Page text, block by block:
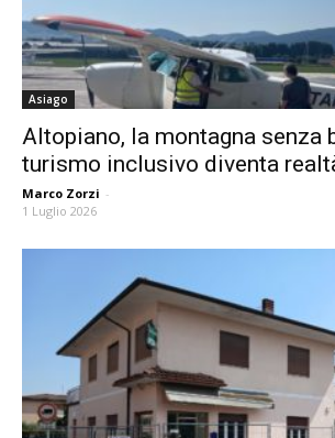
Asiago
Altopiano, la montagna senza
turismo inclusivo diventa
Marco Zorzi -
1 Luglio 2026